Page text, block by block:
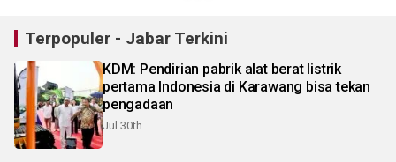
Terpopuler - Jabar Terkini
KDM: Pendirian pabrik alat berat listrik
pertama Indonesia di Karawang bisa tekan
pengadaan
Jul 30th